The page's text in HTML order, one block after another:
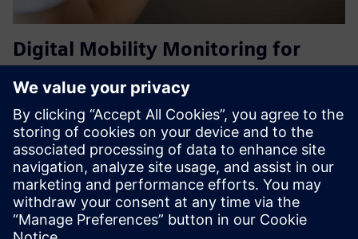
Digital Mobility Monitoring for
patient Safety with QUMEA
QUMEA вимірює безконтактне та анонімне
переміщення людини в кімнаті пацієнта. Опікуни
автоматично та цілодобово знають, як справи у їхніх
пацієнтів, і отримують інформацію в режимі реального
часу, якщо їм потрібна допомога.
Докладніше